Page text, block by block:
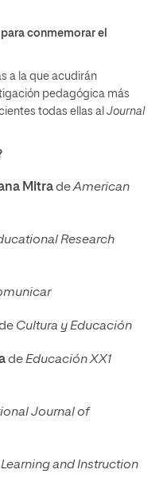
conmemorar el
a la que acudirán
pedagógica más
todas ellas al Journal
MitradeAmerican
Research
Cultura y Educación
deEducación XX1
Journal of
Learning and Instruction